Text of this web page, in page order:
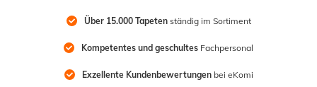
Über 15.000 Tapeten ständig im Sortiment
Kompetentes und geschultes Fachpersonal
Exzellente Kundenbewertungen bei eKomi